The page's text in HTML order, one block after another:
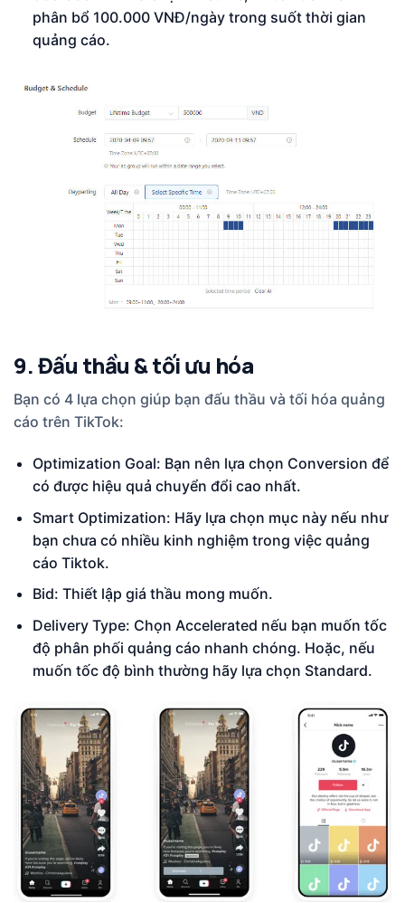
phân bổ 100.000 VNĐ/ngày trong suốt thời gian
quảng cáo.
9. Đấu thầu & tối ưu hóa
Bạn có 4 lựa chọn giúp bạn đấu thầu và tối hóa quảng
cáo trên TikTok:
Optimization Goal: Bạn nên lựa chọn Conversion để
có được hiệu quả chuyển đổi cao nhất.
Smart Optimization: Hãy lựa chọn mục này nếu như
bạn chưa có nhiều kinh nghiệm trong việc quảng
cáo Tiktok.
Bid: Thiết lập giá thầu mong muốn.
Delivery Type: Chọn Accelerated nếu bạn muốn tốc
độ phân phối quảng cáo nhanh chóng. Hoặc, nếu
muốn tốc độ bình thường hãy lựa chọn Standard.